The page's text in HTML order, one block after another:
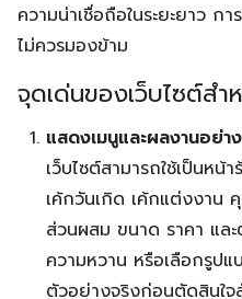
ความน่าเชื่อถือในระยะยาว กา
ไม่ควรมองข้าม
จุดเด่นของเว็บไซต์สำ
แสดงเมนูและผลงานอย่า
เว็บไซต์สามารถใช้เป็นหน้
เค้กวันเกิด เค้กแต่งงาน
ส่วนผสม ขนาด ราคา และ
ความหวาน หรือเลือกรูป
ตัวอย่างจริงก่อนตัดสินใจ